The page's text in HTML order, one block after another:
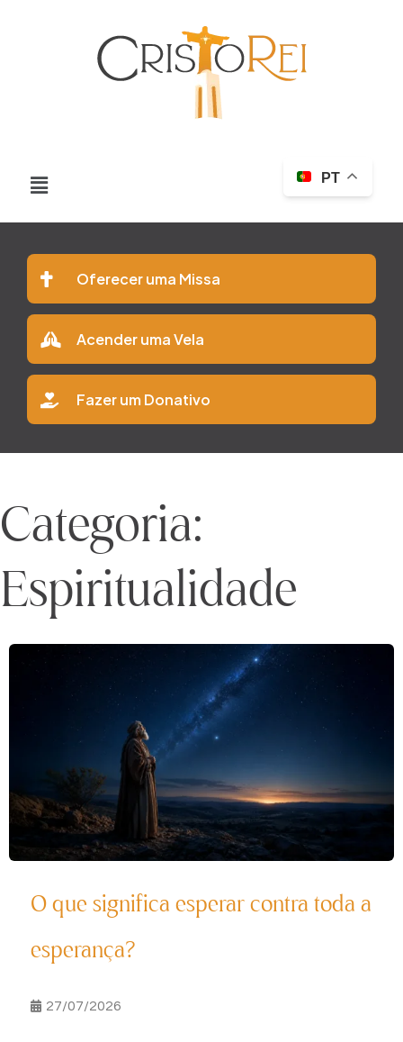
PT
Oferecer uma Missa
Acender uma Vela
Fazer um Donativo
Categoria:
Espiritualidade
O que significa esperar contra toda a
esperança?
27/07/2026